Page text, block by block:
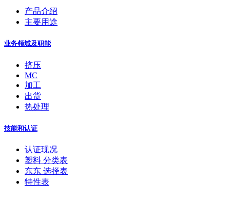
产品介绍
主要用途
业务领域及职能
挤压
MC
加工
出货
热处理
技能和认证
认证现况
塑料 分类表
东东 选择表
特性表